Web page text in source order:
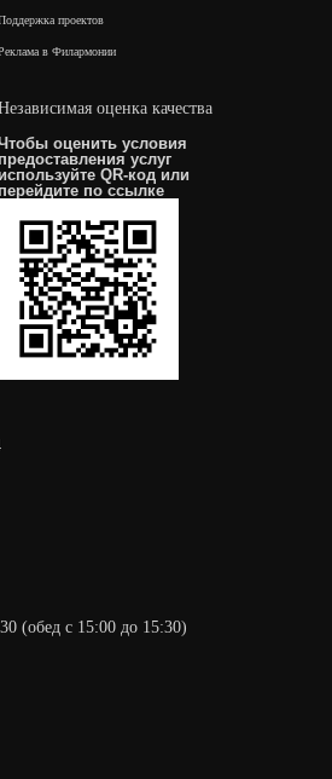
(обед с 15:00 до 15:30)
проектов
в Филармонии
оценка качества
оценить условия
предоставления услуг
используйте QR-код или
перейдите по ссылке